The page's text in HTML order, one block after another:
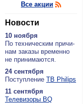
Все акции
Новости
10 ноября
По тех­ни­че­ским при­чи­
нам за­ка­зы вре­мен­но
не при­ни­ма­ют­ся.
24 сентября
По­ступ­ле­ние ТВ Philips
11 сентября
Теле­ви­зо­ры BQ